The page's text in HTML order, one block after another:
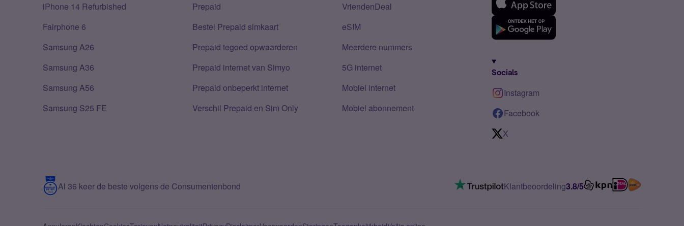
iPhone 14 Refurbished
Fairphone 6
Samsung A26
Samsung A36
Samsung A56
Samsung S25 FE
Prepaid
Bestel Prepaid simkaart
Prepaid tegoed opwaarderen
Prepaid internet van Simyo
Prepaid onbeperkt internet
Verschil Prepaid en Sim Only
VriendenDeal
eSIM
Meerdere nummers
5G internet
Mobiel internet
Mobiel abonnement
Socials
Instagram
Facebook
X
Al 36 keer de beste volgens de Consumentenbond Klantbeoordeling3.8/5